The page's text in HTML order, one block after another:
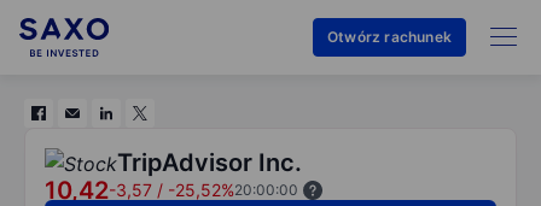
Otwórz rachunek
TripAdvisor Inc.
10,42-3,57 / -25,52%20:00:00